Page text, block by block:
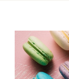
View
Larger
Image